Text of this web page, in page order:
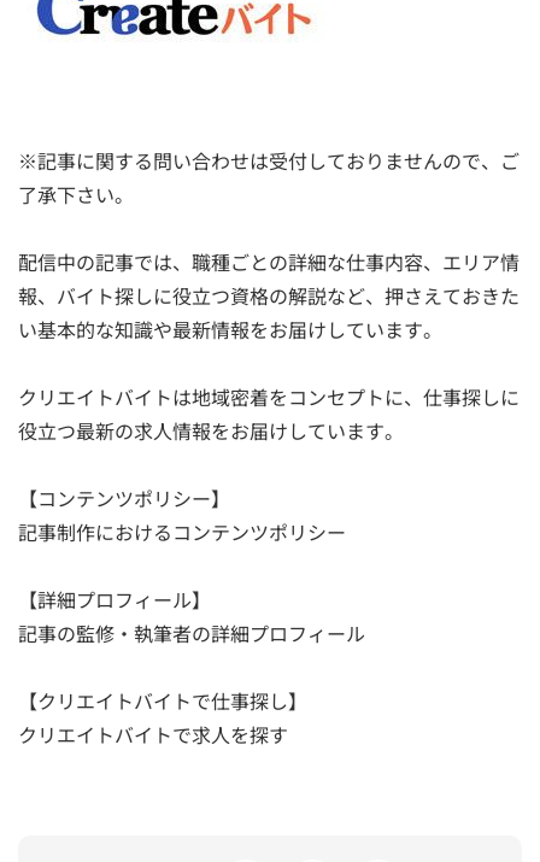
※記事に関する問い合わせは受付しておりませんので、ご
了承下さい。
配信中の記事では、職種ごとの詳細な仕事内容、エリア情
報、バイト探しに役立つ資格の解説など、押さえておきた
い基本的な知識や最新情報をお届けしています。
クリエイトバイトは地域密着をコンセプトに、仕事探しに
役立つ最新の求人情報をお届けしています。
【コンテンツポリシー】
記事制作におけるコンテンツポリシー
【詳細プロフィール】
記事の監修・執筆者の詳細プロフィール
【クリエイトバイトで仕事探し】
クリエイトバイトで求人を探す